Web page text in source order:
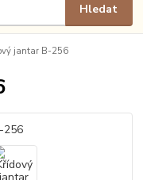
Hledat
jantar B-256